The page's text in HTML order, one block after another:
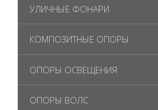
УЛИЧНЫЕ ФОНАРИ
КОМПОЗИТНЫЕ ОПОРЫ
ОПОРЫ ОСВЕЩЕНИЯ
ОПОРЫ ВОЛС